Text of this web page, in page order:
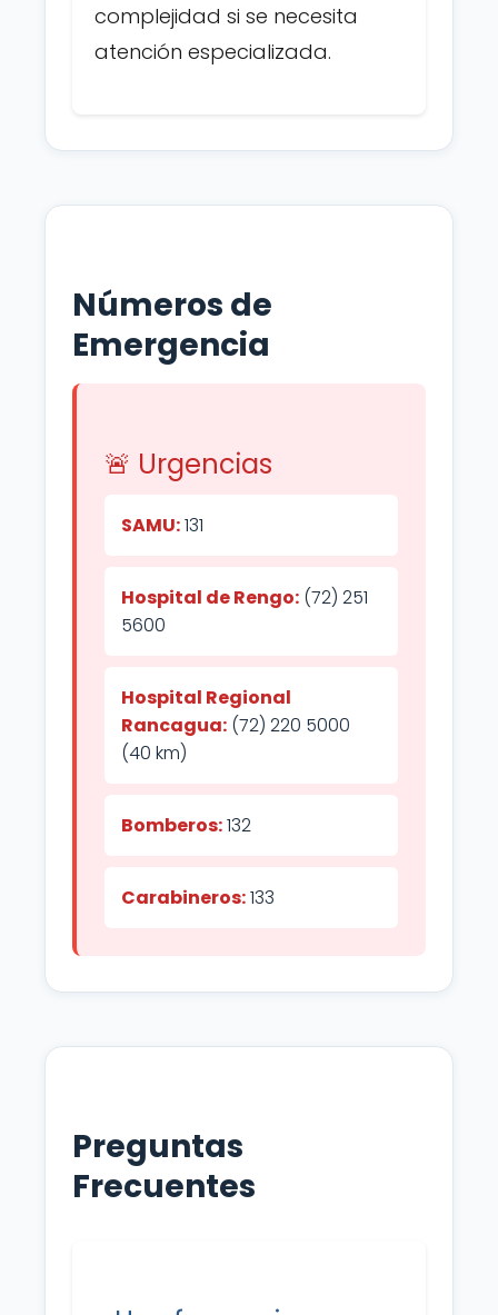
complejidad si se necesita
atención especializada.
Números de
Emergencia
🚨 Urgencias
SAMU:131
Hospital de Rengo: (72) 251
5600
Hospital Regional
Rancagua: (72) 220 5000
(40 km)
Bomberos:132
Carabineros:133
Preguntas
Frecuentes